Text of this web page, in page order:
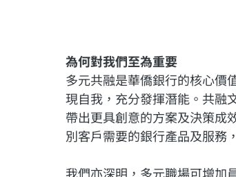
為何對我們至為重要
多元共融是華僑銀行的核心價
現自我，充分發揮潛能。共融
帶出更具創意的方案及決策成
別客戶需要的銀行產品及服務
我們亦深明，多元職場可增加